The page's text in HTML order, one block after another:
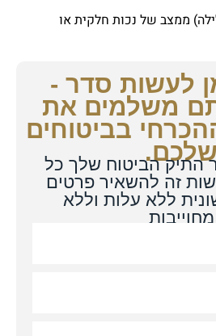
ממצב של נכות חלקית או
לעשות סדר -
משלמים את
בביטוחים
שלכם.
התיק הביטוח שלך כל
זה להשאיר פרטים
ללא עלות וללא
מחוייבות